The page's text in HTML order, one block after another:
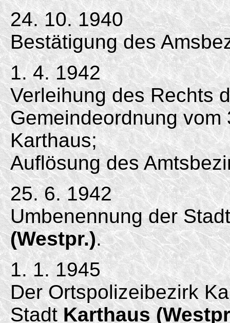
24. 10. 1940
Bestätigung des
1. 4. 1942
Verleihung des Rechts
Gemeindeordnung
Karthaus;
Auflösung des
25. 6. 1942
Umbenennung der
(Westpr.).
1. 1. 1945
Der Ortspolizeibezirk
StadtKarthaus